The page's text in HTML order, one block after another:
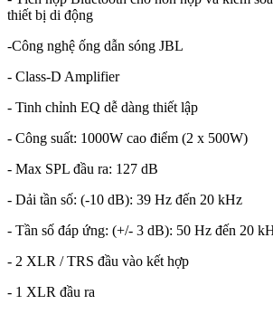
thiết bị di động
-Công nghệ ống dẫn sóng JBL
- Class-D Amplifier
- Tinh chỉnh EQ dễ dàng thiết lập
- Công suất: 1000W cao điểm (2 x 500W)
- Max SPL đầu ra: 127 dB
- Dải tần số: (-10 dB): 39 Hz đến 20 kHz
- Tần số đáp ứng: (+/- 3 dB): 50 Hz đến 20
- 2 XLR / TRS đầu vào kết hợp
- 1 XLR đầu ra